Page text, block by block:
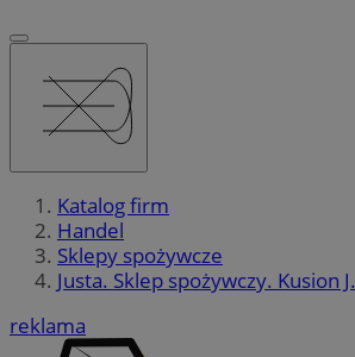
Katalog firm
Handel
Sklepy spożywcze
Justa. Sklep spożywczy. Kusion J.
reklama